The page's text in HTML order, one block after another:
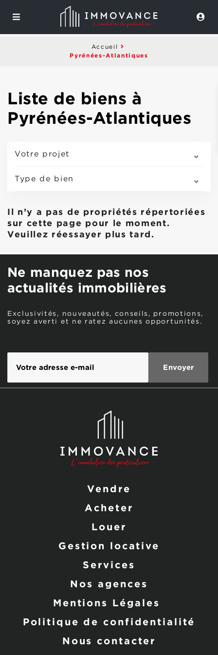
Accueil
Pyrénées-Atlantiques
Liste de biens à
Pyrénées-Atlantiques
Votre projet
Type de bien
Il n’y a pas de propriétés répertoriées
sur cette page pour le moment.
Veuillez réessayer plus tard.
Ne manquez pas nos
actualités immobilières
Exclusivités, nouveautés, conseils, promotions,
soyez averti et ne ratez aucunes opportunités.
Vendre
Acheter
Louer
Gestion locative
Services
Nos agences
Mentions Légales
Politique de confidentialité
Nous contacter